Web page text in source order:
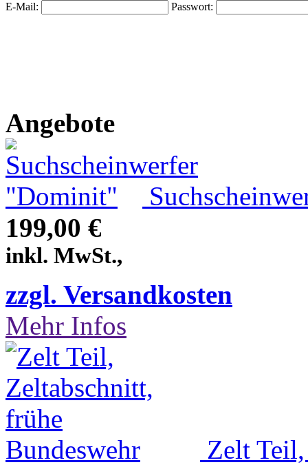
E-Mail: Passwort:
Angebote
199,00 €
inkl. MwSt.,
zzgl. Versandkosten
Mehr Infos
Zelt